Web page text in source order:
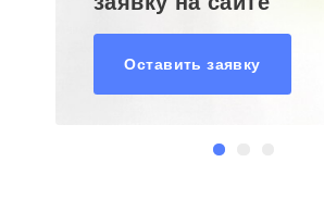
Оставить заявку